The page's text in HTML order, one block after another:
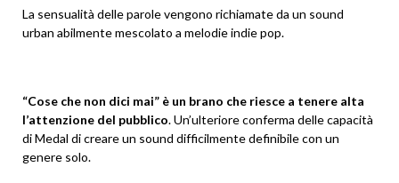
La sensualità delle parole vengono richiamate da un sound
urban abilmente mescolato a melodie indie pop.
“Cose che non dici mai” è un brano che riesce a tenere alta
l’attenzione del pubblico. Un’ulteriore conferma delle capacità
di Medal di creare un sound difficilmente definibile con un
genere solo.